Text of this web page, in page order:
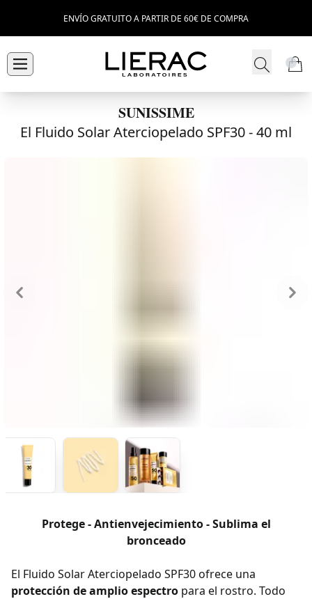
ENVÍO GRATUITO A PARTIR DE 60€ DE COMPRA
SUNISSIME
El Fluido Solar Aterciopelado SPF30 -40 ml
Protege - Antienvejecimiento - Sublima el
bronceado
El Fluido Solar Aterciopelado SPF30 ofrece una
protección de amplio espectro para el rostro. Todo